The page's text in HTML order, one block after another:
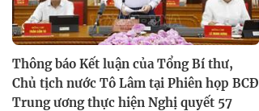
Thông báo Kết luận của Tổng Bí thư,
Chủ tịch nước Tô Lâm tại Phiên họp BCĐ
Trung ương thực hiện Nghị quyết 57